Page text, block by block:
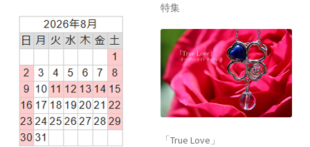
特集
「True Love」